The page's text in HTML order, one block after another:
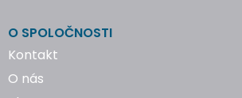
O SPOLOČNOSTI
Kontakt
O nás